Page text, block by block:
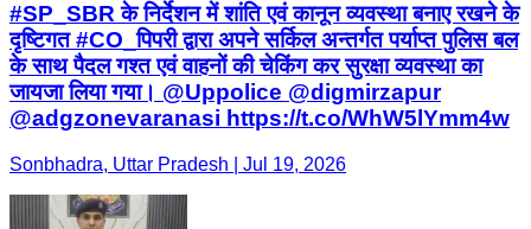
#SP_SBR के निर्देशन में शांति एवं कानून व्यवस्था बनाए रखने के
दृष्टिगत #CO_पिपरी द्वारा अपने सर्किल अन्तर्गत पर्याप्त पुलिस बल
के साथ पैदल गश्त एवं वाहनों की चेकिंग कर सुरक्षा व्यवस्था का
जायजा लिया गया। @Uppolice @digmirzapur
@adgzonevaranasi https://t.co/WhW5lYmm4w
Sonbhadra, Uttar Pradesh | Jul 19, 2026